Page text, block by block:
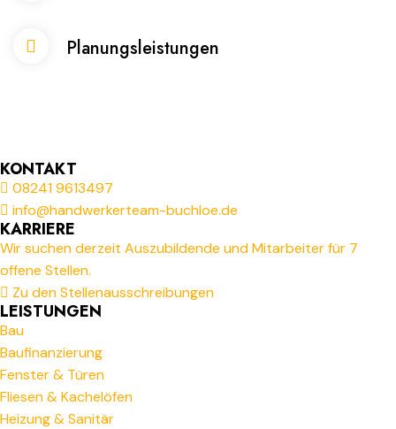
Planungsleistungen
KONTAKT
08241 9613497
info@handwerkerteam-buchloe.de
KARRIERE
Wir suchen derzeit Auszubildende und Mitarbeiter für 7
offene Stellen.
Zu den Stellenausschreibungen
LEISTUNGEN
Bau
Baufinanzierung
Fenster & Türen
Fliesen & Kachelöfen
Heizung & Sanitär